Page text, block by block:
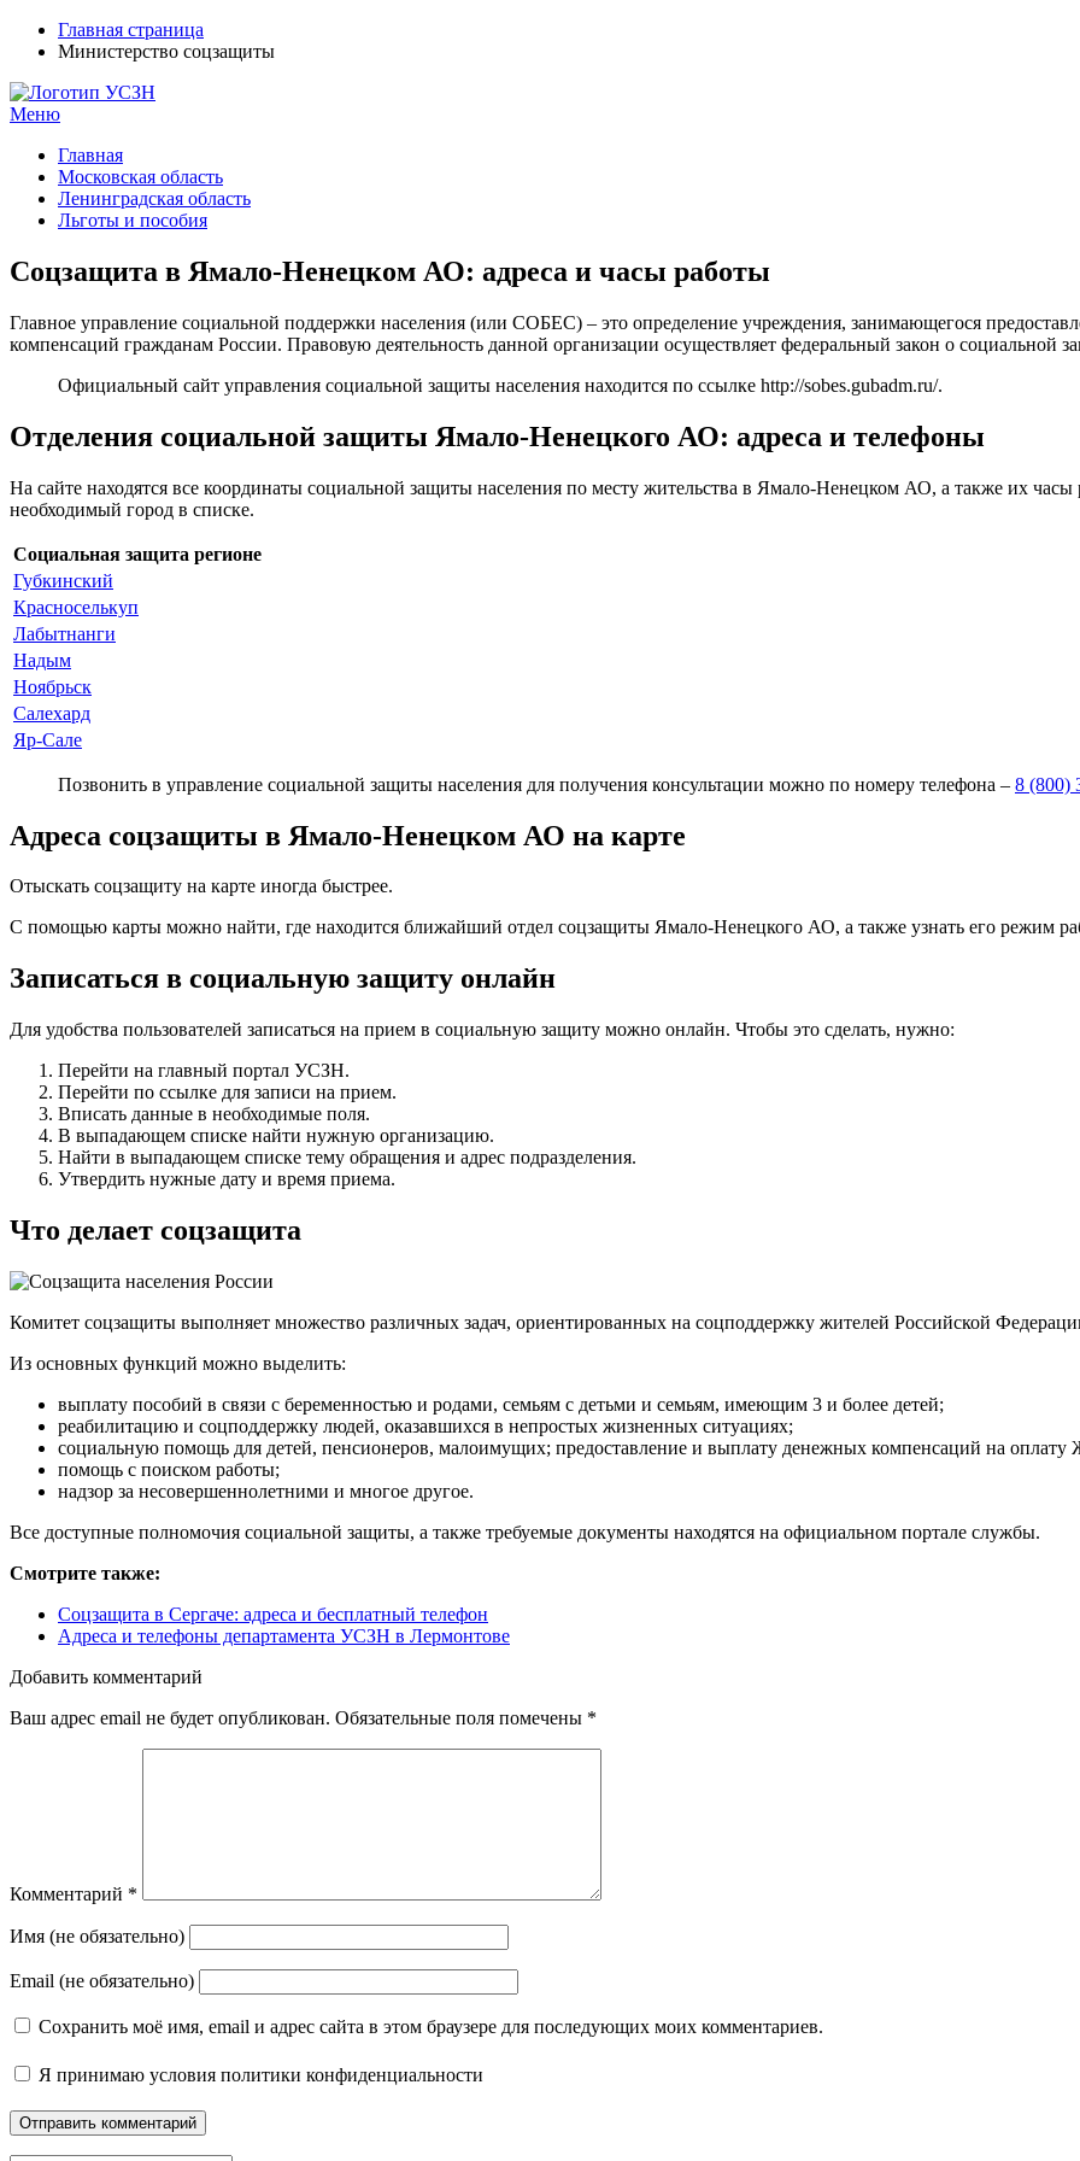
Главная страница
Министерство соцзащиты
Меню
Главная
Московская область
Ленинградская область
Льготы и пособия
Соцзащита в Ямало-Ненецком АО: адреса и часы работы
Главное управление социальной поддержки населения (или СОБЕС) – это определение учреждения, занимающегося
компенсаций гражданам России. Правовую деятельность данной организации осуществляет федеральный закон о социальной
Официальный сайт управления социальной защиты населения находится по ссылке http://sobes.gubadm.ru/.
Отделения социальной защиты Ямало-Ненецкого АО: адреса и телефоны
На сайте находятся все координаты социальной защиты населения по месту жительства в Ямало-Ненецком АО, а также их
необходимый город в списке.
Социальная защита регионе
Губкинский
Красноселькуп
Лабытнанги
Надым
Ноябрьск
Салехард
Яр-Сале
Позвонить в управление социальной защиты населения для получения консультации можно по номеру телефона – 8 (800)
Адреса соцзащиты в Ямало-Ненецком АО на карте
Отыскать соцзащиту на карте иногда быстрее.
С помощью карты можно найти, где находится ближайший отдел соцзащиты Ямало-Ненецкого АО, а также узнать его режим
Записаться в социальную защиту онлайн
Для удобства пользователей записаться на прием в социальную защиту можно онлайн. Чтобы это сделать, нужно:
Перейти на главный портал УСЗН.
Перейти по ссылке для записи на прием.
Вписать данные в необходимые поля.
В выпадающем списке найти нужную организацию.
Найти в выпадающем списке тему обращения и адрес подразделения.
Утвердить нужные дату и время приема.
Что делает соцзащита
Комитет соцзащиты выполняет множество различных задач, ориентированных на соцподдержку жителей Российской
Из основных функций можно выделить:
выплату пособий в связи с беременностью и родами, семьям с детьми и семьям, имеющим 3 и более детей;
реабилитацию и соцподдержку людей, оказавшихся в непростых жизненных ситуациях;
социальную помощь для детей, пенсионеров, малоимущих; предоставление и выплату денежных компенсаций на
помощь с поиском работы;
надзор за несовершеннолетними и многое другое.
Все доступные полномочия социальной защиты, а также требуемые документы находятся на официальном портале службы.
Смотрите также:
Соцзащита в Сергаче: адреса и бесплатный телефон
Адреса и телефоны департамента УСЗН в Лермонтове
Добавить комментарий
Ваш адрес email не будет опубликован. Обязательные поля помечены *
Комментарий *
Имя (не обязательно)
Email (не обязательно)
Сохранить моё имя, email и адрес сайта в этом браузере для последующих моих комментариев.
Я принимаю условия политики конфиденциальности